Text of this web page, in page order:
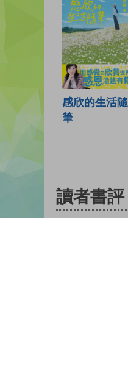
感欣的生活隨
筆
讀者書評